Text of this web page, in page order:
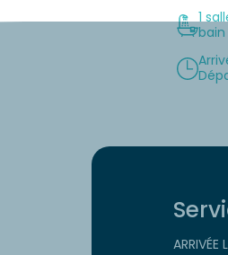
1
bain
ARRIVÉE